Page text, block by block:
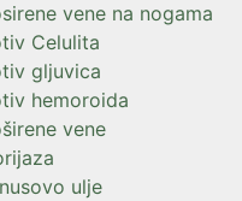
vene na nogama
Celulita
gljuvica
hemoroida
vene
ulje